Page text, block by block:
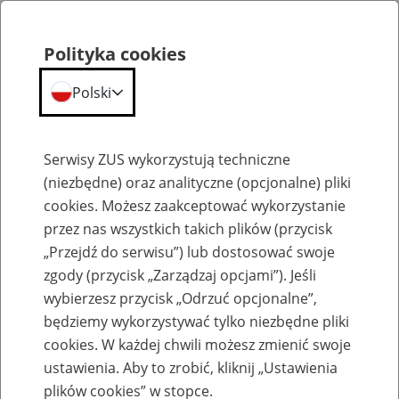
Emerytury
Baza zlikwidowanych lub
przekształconych zakładów pracy
Polityka cookies
Polski
Serwisy ZUS wykorzystują techniczne
(niezbędne) oraz analityczne (opcjonalne) pliki
cookies. Możesz zaakceptować wykorzystanie
przez nas wszystkich takich plików (przycisk
„Przejdź do serwisu”) lub dostosować swoje
zgody (przycisk „Zarządzaj opcjami”). Jeśli
wybierzesz przycisk „Odrzuć opcjonalne”,
będziemy wykorzystywać tylko niezbędne pliki
cookies. W każdej chwili możesz zmienić swoje
ustawienia. Aby to zrobić, kliknij „Ustawienia
plików cookies” w stopce.